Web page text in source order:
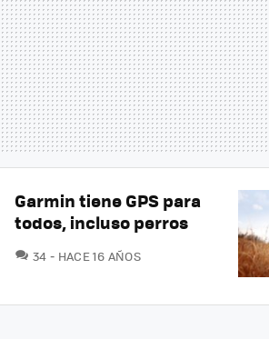
Garmin tiene GPS para
todos, incluso perros
34 COMENTARIOS
HACE 16 AÑOS